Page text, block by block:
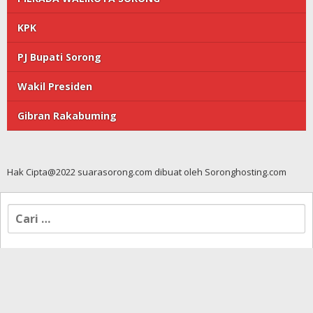
KPK
PJ Bupati Sorong
Wakil Presiden
Gibran Rakabuming
Hak Cipta@2022 suarasorong.com dibuat oleh Soronghosting.com
Cari
untuk: